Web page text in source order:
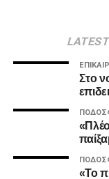
Το πολυπόθητο
κεφαλιά ακριβείας
Στο
«Το